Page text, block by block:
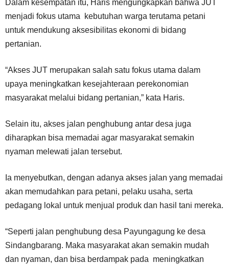
Dalam kesempatan itu, Haris mengungkapkan bahwa JUT
menjadi fokus utama kebutuhan warga terutama petani
untuk mendukung aksesibilitas ekonomi di bidang
pertanian.
“Akses JUT merupakan salah satu fokus utama dalam
upaya meningkatkan kesejahteraan perekonomian
masyarakat melalui bidang pertanian,” kata Haris.
Selain itu, akses jalan penghubung antar desa juga
diharapkan bisa memadai agar masyarakat semakin
nyaman melewati jalan tersebut.
Ia menyebutkan, dengan adanya akses jalan yang memadai
akan memudahkan para petani, pelaku usaha, serta
pedagang lokal untuk menjual produk dan hasil tani mereka.
“Seperti jalan penghubung desa Payungagung ke desa
Sindangbarang. Maka masyarakat akan semakin mudah
dan nyaman, dan bisa berdampak pada meningkatkan